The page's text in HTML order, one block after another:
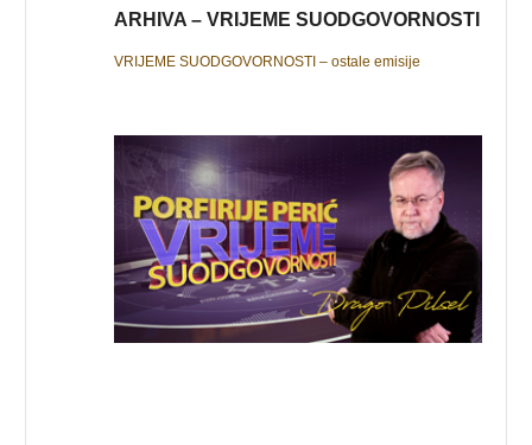
ARHIVA – VRIJEME SUODGOVORNOSTI
VRIJEME SUODGOVORNOSTI – ostale emisije